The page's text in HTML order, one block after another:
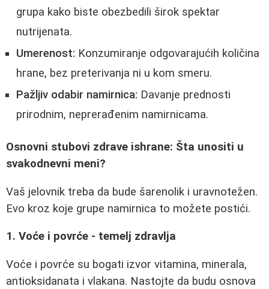
grupa kako biste obezbedili širok spektar
nutrijenata.
Umerenost: Konzumiranje odgovarajućih količina
hrane, bez preterivanja ni u kom smeru.
Pažljiv odabir namirnica: Davanje prednosti
prirodnim, neprerađenim namirnicama.
Osnovni stubovi zdrave ishrane: Šta unositi u
svakodnevni meni?
Vaš jelovnik treba da bude šarenolik i uravnotežen.
Evo kroz koje grupe namirnica to možete postići.
1. Voće i povrće - temelj zdravlja
Voće i povrće su bogati izvor vitamina, minerala,
antioksidanata i vlakana. Nastojte da budu osnova